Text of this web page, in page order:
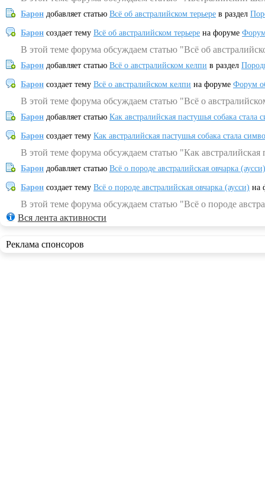
Барон добавляет статью Всё об австралийском терьере в раздел
Барон создает тему Всё об австралийском терьере на форуме
В этой теме форума обсуждаем статью "Всё об
Барон добавляет статью Всё о австралийском келпи в раздел
Барон создает тему Всё о австралийском келпи на форуме Форум
В этой теме форума обсуждаем статью "Всё о
Барон добавляет статью Как австралийская пастушья собака
Барон создает тему Как австралийская пастушья собака стала
В этой теме форума обсуждаем статью "Как
Барон добавляет статью Всё о породе австралийская овчарка (аусси)
Барон создает тему Всё о породе австралийская овчарка (аусси) на
В этой теме форума обсуждаем статью "Всё о породе
Вся лента активности
Реклама спонсоров